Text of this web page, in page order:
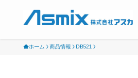
ホーム 商品情報 DB521